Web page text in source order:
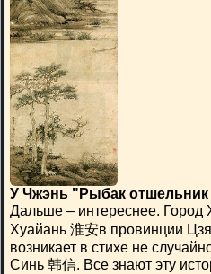
У Чжэнь "Рыбак отшельник
Дальше – интереснее.
Хуайань 淮安в провинции
возникает в стихе не
Синь 韩信. Все знают эту